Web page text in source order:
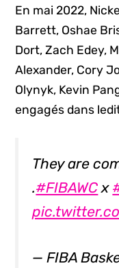
En mai 2022,
Barrett, Oshae
Dort, Zach Edey,
Alexander, Cory
Olynyk, Kevin
engagés dans
They are
.#FIBAWCx
— FIBA